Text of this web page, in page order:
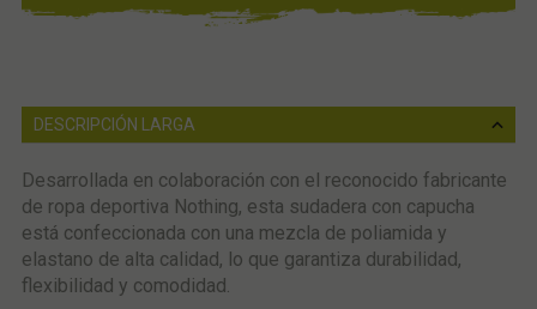
DESCRIPCIÓN LARGA
Desarrollada en colaboración con el reconocido fabricante
de ropa deportiva Nothing, esta sudadera con capucha
está confeccionada con una mezcla de poliamida y
elastano de alta calidad, lo que garantiza durabilidad,
flexibilidad y comodidad.